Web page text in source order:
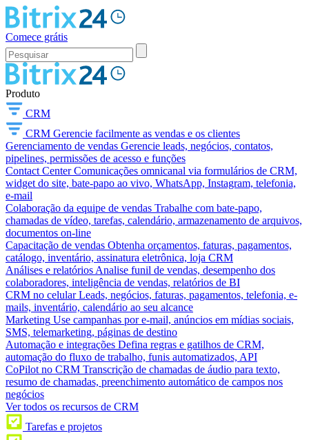
Comece grátis
Produto
CRM
CRM Gerencie facilmente as vendas e os clientes
Gerenciamento de vendas Gerencie leads, negócios, contatos,
pipelines, permissões de acesso e funções
Contact Center Comunicações omnicanal via formulários de CRM,
widget do site, bate-papo ao vivo, WhatsApp, Instagram, telefonia,
e-mail
Colaboração da equipe de vendas Trabalhe com bate-papo,
chamadas de vídeo, tarefas, calendário, armazenamento de arquivos,
documentos on-line
Capacitação de vendas Obtenha orçamentos, faturas, pagamentos,
catálogo, inventário, assinatura eletrônica, loja CRM
Análises e relatórios Analise funil de vendas, desempenho dos
colaboradores, inteligência de vendas, relatórios de BI
CRM no celular Leads, negócios, faturas, pagamentos, telefonia, e-
mails, inventário, calendário ao seu alcance
Marketing Use campanhas por e-mail, anúncios em mídias sociais,
SMS, telemarketing, páginas de destino
Automação e integrações Defina regras e gatilhos de CRM,
automação do fluxo de trabalho, funis automatizados, API
CoPilot no CRM Transcrição de chamadas de áudio para texto,
resumo de chamadas, preenchimento automático de campos nos
negócios
Ver todos os recursos de CRM
Tarefas e projetos